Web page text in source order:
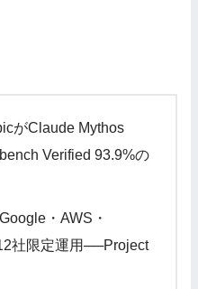
がClaude Mythos
Verified 93.9%の
・AWS・
社限定運用──Project